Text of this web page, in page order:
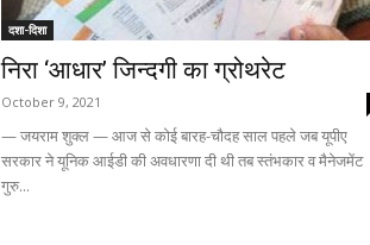
दशा-दिशा
निरा ‘आधार’ जिन्दगी का ग्रोथरेट
October 9, 2021
— जयराम शुक्ल — आज से कोई बारह-चौदह साल पहले जब यूपीए
सरकार ने यूनिक आईडी की अवधारणा दी थी तब स्तंभकार व मैनेजमेंट
गुरु...